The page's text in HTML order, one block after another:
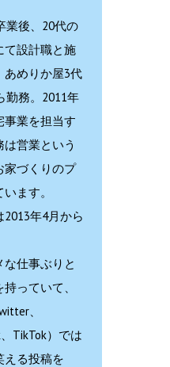
業後、20代の
て設計職と施
あめりか屋3代
勤務。2011年
事業を担当す
営業という
家づくりのプ
ます。
年4月から
な仕事ぶりと
っていて、
、
TikTok）では
える投稿を